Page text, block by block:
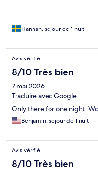
Hannah, séjour de 1 nuit
Avis vérifié
8/10 Très bien
7 mai 2026
Traduire avec Google
Only there for one night.
Benjamin, séjour de 1 nuit
Avis vérifié
8/10 Très bien